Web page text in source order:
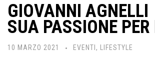
GIOVANNI
SUA PASSIONE
10 MARZO 2021 EVENTI , LIFESTYLE